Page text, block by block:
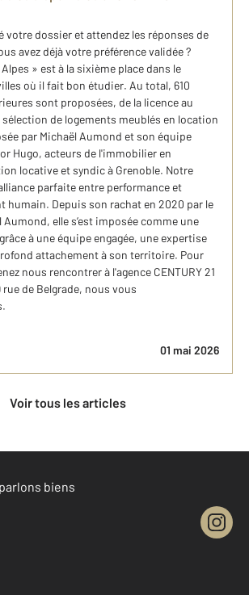
votre dossier et attendez les réponses de
avez déjà votre préférence validée ?
» est à la sixième place dans le
où il fait bon étudier. Au total, 610
sont proposées, de la licence au
de logements meublés en location
par Michaël Aumond et son équipe
Hugo, acteurs de l'immobilier en
locative et syndic à Grenoble. Notre
parfaite entre performance et
humain. Depuis son rachat en 2020 par le
elle s’est imposée comme une
à une équipe engagée, une expertise
attachement à son territoire. Pour
nous rencontrer à l'agence CENTURY 21
de Belgrade, nous vous
01 mai 2026
Voir tous les articles
biens